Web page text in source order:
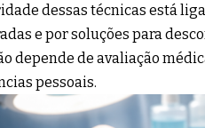
dessas técnicas está
e por soluções para
depende de avaliação
pessoais.